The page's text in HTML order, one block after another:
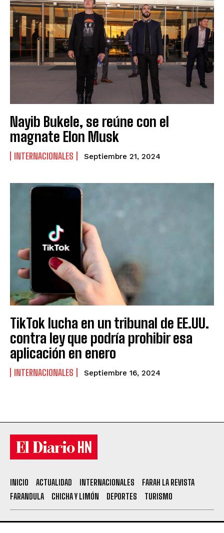
Nayib Bukele, se reúne con el
magnate Elon Musk
INTERNACIONALES Septiembre 21, 2024
TikTok lucha en un tribunal de EE.UU.
contra ley que podría prohibir esa
aplicación en enero
INTERNACIONALES Septiembre 16, 2024
INICIO ACTUALIDAD INTERNACIONALES
FARAH LA REVISTA
FARANDULA
CHICHA Y LIMÓN DEPORTES TURISMO